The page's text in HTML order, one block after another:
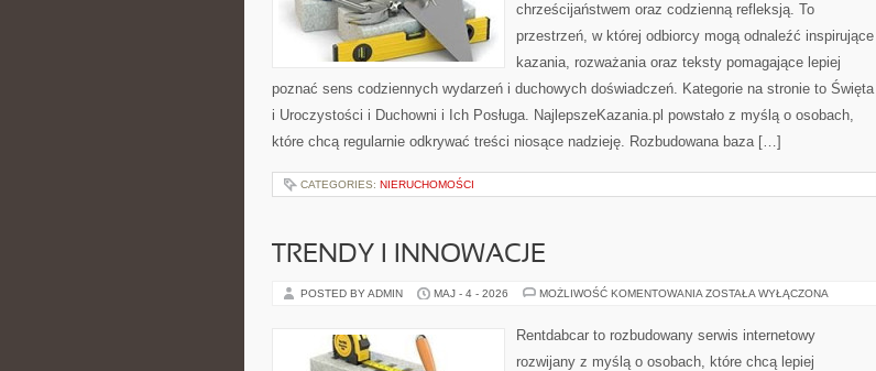
chrześcijaństwem oraz codzienną refleksją. To
przestrzeń, w której odbiorcy mogą odnaleźć inspirujące
kazania, rozważania oraz teksty pomagające lepiej
poznać sens codziennych wydarzeń i duchowych doświadczeń. Kategorie na stronie to Święta
i Uroczystości i Duchowni i Ich Posługa. NajlepszeKazania.pl powstało z myślą o osobach,
które chcą regularnie odkrywać treści niosące nadzieję. Rozbudowana baza […]
CATEGORIES: NIERUCHOMOŚCI
TRENDY I INNOWACJE
POSTED BY ADMIN MAJ - 4 - 2026 MOŻLIWOŚĆ KOMENTOWANIA TRENDY
ZOSTAŁA WYŁĄCZONA
Rentdabcar to rozbudowany serwis internetowy
rozwijany z myślą o osobach, które chcą lepiej